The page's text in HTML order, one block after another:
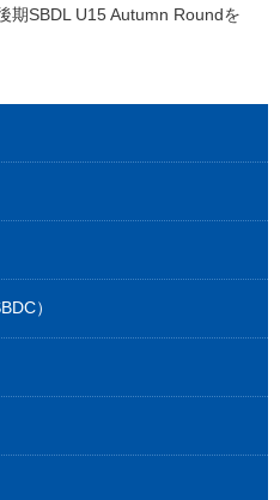
期SBDL U15 Autumn Roundを
）